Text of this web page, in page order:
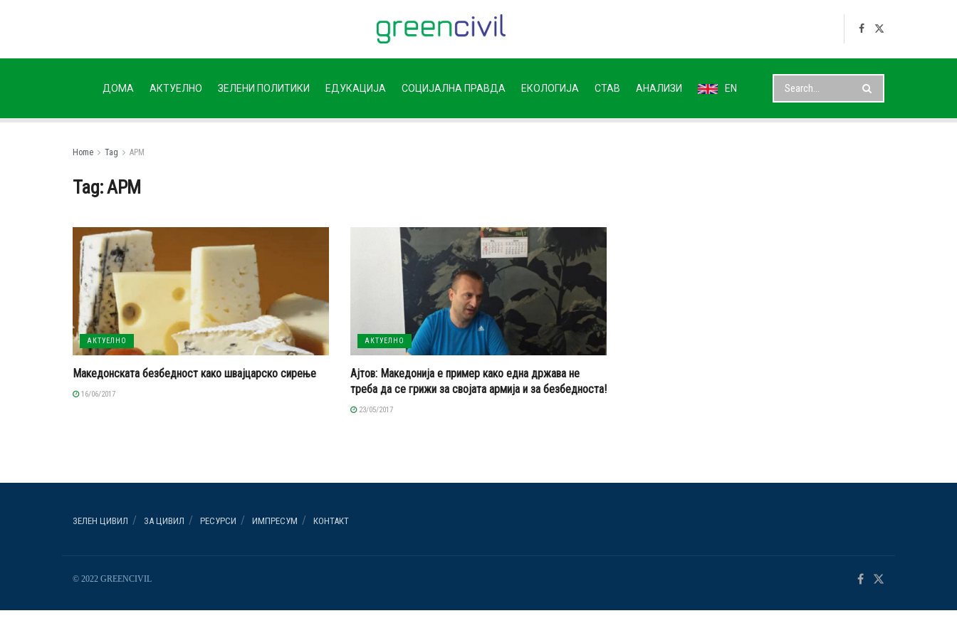
ДОМА АКТУЕЛНО ЗЕЛЕНИ ПОЛИТИКИ ЕДУКАЦИЈА СОЦИЈАЛНА ПРАВДА ЕКОЛОГИЈА СТАВ АНАЛИЗИ EN
Home Tag АРМ
Tag:АРМ
АКТУЕЛНО
Македонската безбедност како швајцарско сирење
16/06/2017
АКТУЕЛНО
Ајтов: Македонија е пример како една држава не
треба да се грижи за својата армија и за безбедноста!
23/05/2017
ЗЕЛЕН ЦИВИЛ ЗА ЦИВИЛ РЕСУРСИ ИМПРЕСУМ КОНТАКТ
© 2022 GREENCIVIL